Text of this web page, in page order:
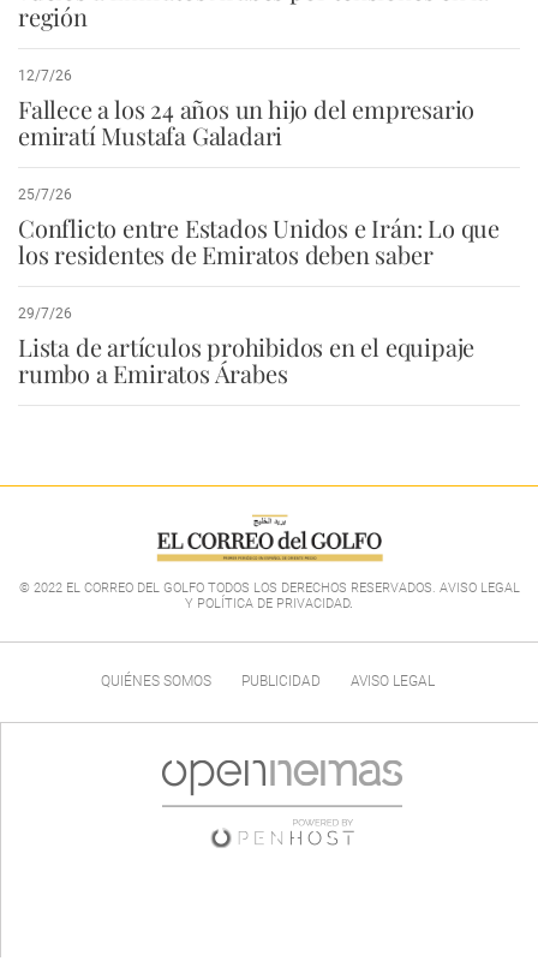
región
12/7/26
Fallece a los 24 años un hijo del empresario
emiratí Mustafa Galadari
25/7/26
Conflicto entre Estados Unidos e Irán: Lo que
los residentes de Emiratos deben saber
29/7/26
Lista de artículos prohibidos en el equipaje
rumbo a Emiratos Árabes
© 2022 EL CORREO DEL GOLFO TODOS LOS DERECHOS RESERVADOS. AVISO LEGAL
Y POLÍTICA DE PRIVACIDAD.
QUIÉNES SOMOS PUBLICIDAD AVISO LEGAL